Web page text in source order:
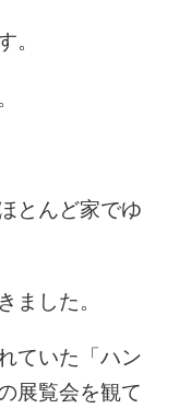
。
とんど家でゆ
ました。
ていた「ハン
展覧会を観て